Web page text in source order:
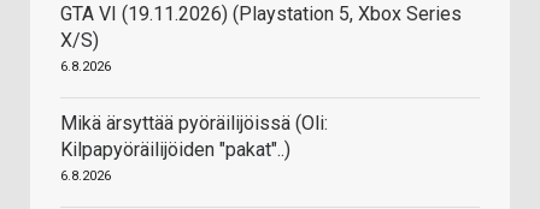
GTA VI (19.11.2026) (Playstation 5, Xbox Series
X/S)
6.8.2026
Mikä ärsyttää pyöräilijöissä (Oli:
Kilpapyöräilijöiden "pakat"..)
6.8.2026